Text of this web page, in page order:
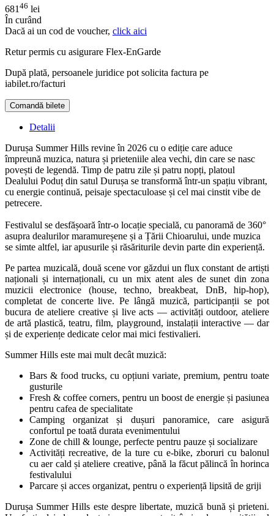
681 46 lei
În curând
Dacă ai un cod de voucher, click aici
Retur permis cu asigurare Flex-EnGarde
După plată, persoanele juridice pot solicita factura pe
iabilet.ro/facturi
Comandă bilete
Detalii
Durușa Summer Hills revine în 2026 cu o ediție care aduce
împreună muzica, natura și prieteniile alea vechi, din care se nasc
povești de legendă. Timp de patru zile și patru nopți, platoul
Dealului Poduț din satul Durușa se transformă într-un spațiu vibrant,
cu energie continuă, peisaje spectaculoase și cel mai cinstit vibe de
petrecere.
Festivalul se desfășoară într-o locație specială, cu panoramă de 360°
asupra dealurilor maramureșene și a Țării Chioarului, unde muzica
se simte altfel, iar apusurile și răsăriturile devin parte din experiență.
Pe partea muzicală, două scene vor găzdui un flux constant de artiști
naționali și internaționali, cu un mix atent ales de sunet din zona
muzicii electronice (house, techno, breakbeat, DnB, hip-hop),
completat de concerte live. Pe lângă muzică, participanții se pot
bucura de ateliere creative și live acts — activități outdoor, ateliere
de artă plastică, teatru, film, playground, instalații interactive — dar
și de experiențe dedicate celor mai mici festivalieri.
Summer Hills este mai mult decât muzică:
Bars & food trucks, cu opțiuni variate, premium, pentru toate
gusturile
Fresh & coffee corners, pentru un boost de energie și pasiunea
pentru cafea de specialitate
Camping organizat și dușuri panoramice, care asigură
confortul pe toată durata evenimentului
Zone de chill & lounge, perfecte pentru pauze și socializare
Activități recreative, de la ture cu e-bike, zboruri cu balonul
cu aer cald și ateliere creative, până la făcut pălincă în horinca
festivalului
Parcare și acces organizat, pentru o experiență lipsită de griji
Durușa Summer Hills este despre libertate, muzică bună și prieteni.